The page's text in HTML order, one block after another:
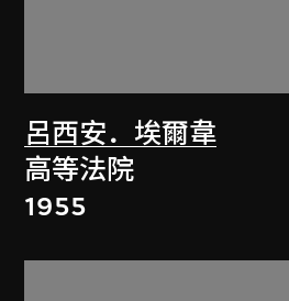
呂西安．埃爾韋
高等法院
1955